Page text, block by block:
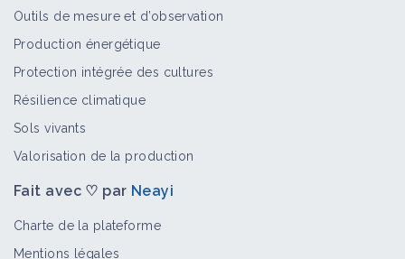
Outils de mesure et d’observation
Production énergétique
Protection intégrée des cultures
Résilience climatique
Sols vivants
Valorisation de la production
Fait avec ♡ par Neayi
Charte de la plateforme
Mentions légales